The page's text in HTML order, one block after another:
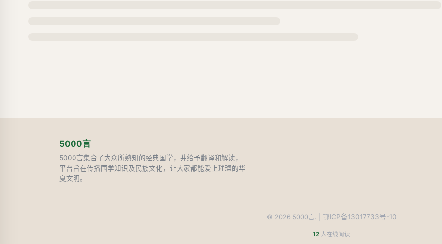
5000言
5000言集合了大众所熟知的经典国学，并给予翻译和解读，
平台旨在传播国学知识及民族文化，让大家都能爱上璀璨的华
夏文明。
© 2026 5000言. | 鄂ICP备13017733号-10
12 人在线阅读